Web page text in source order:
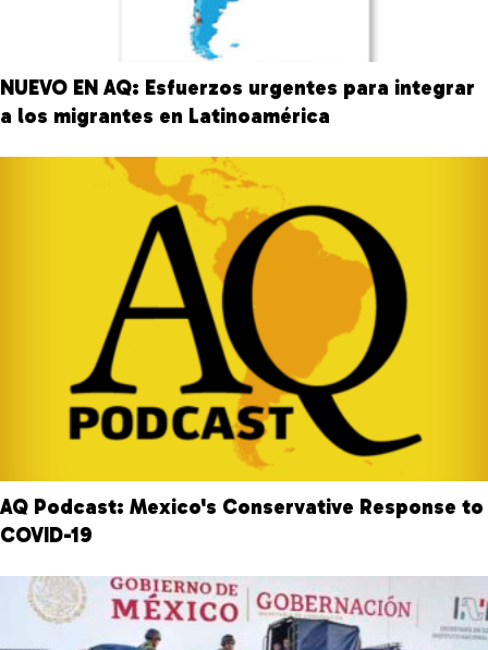
NUEVO EN AQ: Esfuerzos urgentes para integrar
a los migrantes en Latinoamérica
AQ Podcast: Mexico's Conservative Response to
COVID-19